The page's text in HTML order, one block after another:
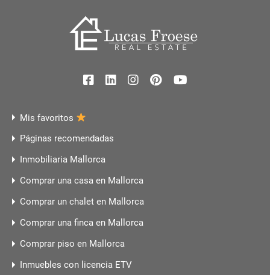
Mis favoritos
Páginas recomendadas
Inmobiliaria Mallorca
Comprar una casa en Mallorca
Comprar un chalet en Mallorca
Comprar una finca en Mallorca
Comprar piso en Mallorca
Inmuebles con licencia ETV